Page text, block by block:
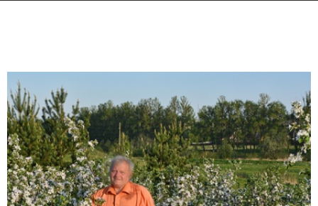
Фото
Сейчас обсуждают
Ксамил, Бутринт, Химара. Албания, Ионическое море,